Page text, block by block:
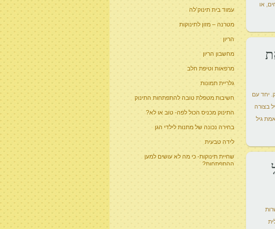
או
יחד עם
בצורה
גיל
על מחסור צפוי של מוצרי תמ”ל שלב 1 בכשרות
עמוד בית תינוק’לה
מטרנה – מזון לתינוקות
הריון
מחשבון הריון
מרפאות וטיפת חלב
גלריית תמונות
חשיבות מטפלת טובה להתפתחות התינוק
התינוק מכניס הכול לפה- טוב או לא?
בחירה נכונה של מתנות לילדי הגן
לידה טבעית
שחיית תינוקות- כי מה לא עושים למען
ההתפתחות?